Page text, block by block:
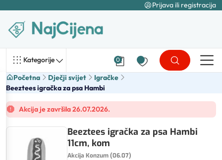
Prijava ili registracija
Kategorije 0
Početna Dječji svijet
Igračke
Beeztees igračka za psa Hambi
Akcija je završila 26.07.2026.
Beeztees igračka za psa Hambi
11cm, kom
Akcija Konzum (06.07)